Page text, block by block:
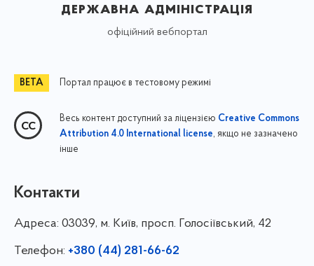
державна адміністрація
офіційний вебпортал
Портал працює в тестовому режимі
Весь контент доступний за ліцензією Creative Commons
Attribution 4.0 International license, якщо не зазначено
інше
Контакти
Адреса: 03039, м. Київ, просп. Голосіївський, 42
Телефон: +380 (44) 281-66-62